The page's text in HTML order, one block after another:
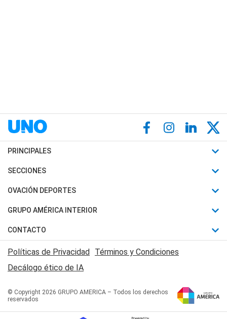
PRINCIPALES
Últimas Noticias
Política
Judiciales
Economia
SECCIONES
Horóscopo
Motores
Trucos caseros
Series y Películas
Edictos y Solicitadas
OVACIÓN DEPORTES
Fútbol
Mundial
Automovilismo
Rugby
Básquet
GRUPO AMÉRICA INTERIOR
Canal 7 en Vivo
San Juan 8
CONTACTO
Acerca de Nosotros
Contactanos
Políticas de Privacidad Términos y Condiciones
Decálogo ético de IA
© Copyright 2026 GRUPO AMERICA – Todos los derechos
reservados